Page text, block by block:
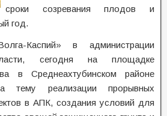
сроки созревания плодов и
год.
Каспий» в администрации
сегодня на площадке
в Среднеахтубинском районе
тему реализации прорывных
в АПК, создания условий для